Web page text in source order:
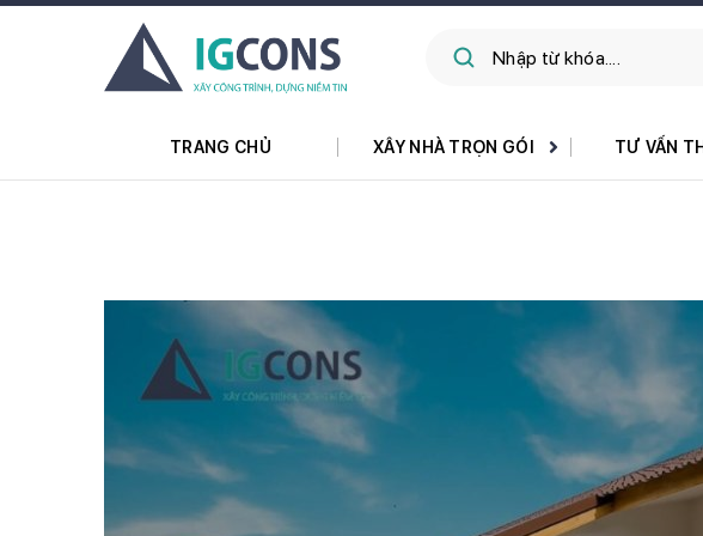
TRANG CHỦ XÂY NHÀ TRỌN GÓI TƯ VẤN